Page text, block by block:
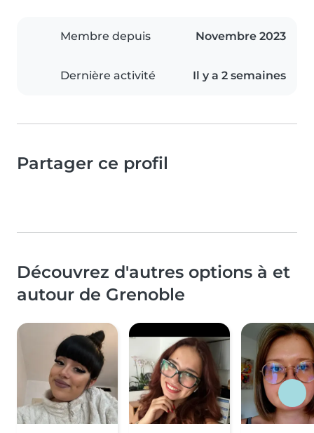
Membre depuis Novembre 2023
Dernière activité Il y a 2 semaines
Partager ce profil
Découvrez d'autres options à et
autour de Grenoble